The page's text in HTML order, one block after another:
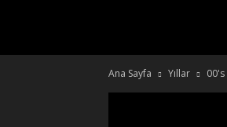
RETRO
Ana Sayfa Yıllar 00's